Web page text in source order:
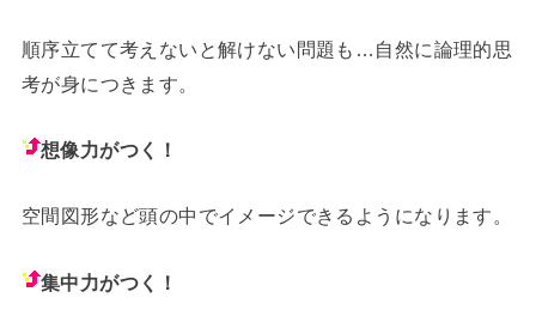
順序立てて考えないと解けない問題も…自然に論理的思
考が身につきます。
想像力がつく！
空間図形など頭の中でイメージできるようになります。
集中力がつく！